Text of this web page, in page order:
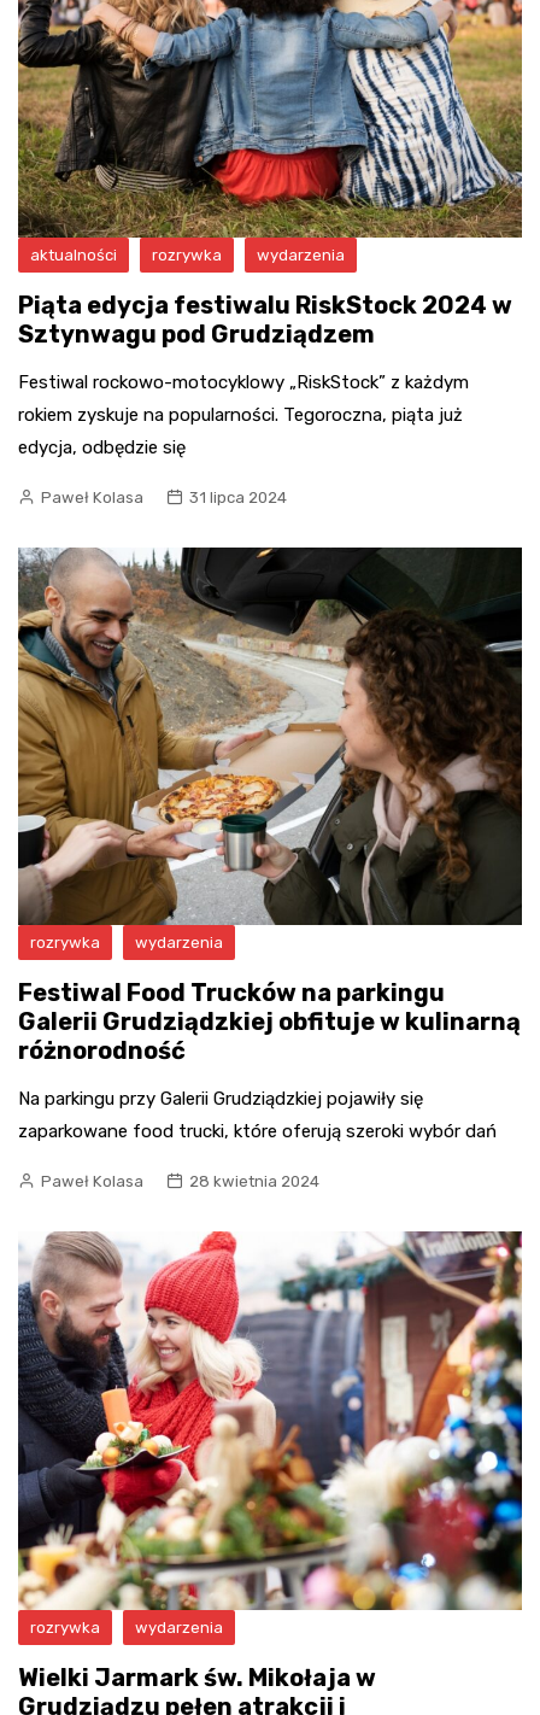
aktualności rozrywka wydarzenia
Piąta edycja festiwalu RiskStock 2024 w
Sztynwagu pod Grudziądzem
Festiwal rockowo-motocyklowy „RiskStock” z każdym
rokiem zyskuje na popularności. Tegoroczna, piąta już
edycja, odbędzie się
Paweł Kolasa 31 lipca 2024
rozrywka wydarzenia
Festiwal Food Trucków na parkingu
Galerii Grudziądzkiej obfituje w kulinarną
różnorodność
Na parkingu przy Galerii Grudziądzkiej pojawiły się
zaparkowane food trucki, które oferują szeroki wybór dań
Paweł Kolasa 28 kwietnia 2024
rozrywka wydarzenia
Wielki Jarmark św. Mikołaja w
Grudziądzu pełen atrakcji i